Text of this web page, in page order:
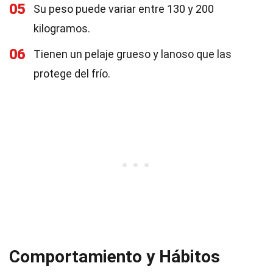
05
Su peso puede variar entre 130 y 200
kilogramos.
06
Tienen un pelaje grueso y lanoso que las
protege del frío.
Comportamiento y Hábitos